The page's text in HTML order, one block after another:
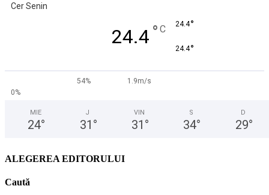
Cer Senin
24.4 ° C 24.4°
24.4°
54%
1.9m/s
0%
MIE
24°
J
31 °
VIN
31 °
S
34°
D
29°
ALEGEREA EDITORULUI
Caută